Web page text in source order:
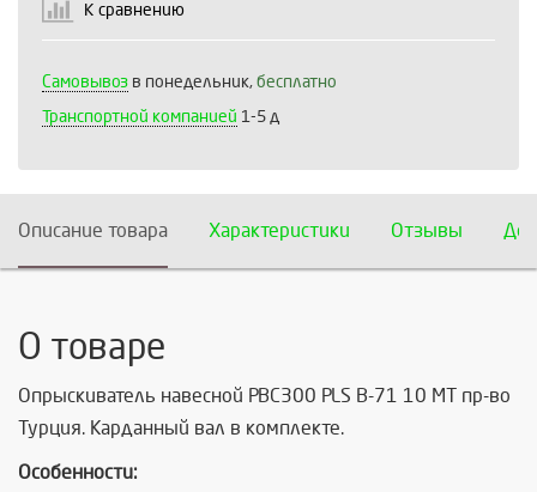
К сравнению
Самовывоз в понедельник, бесплатно
Транспортной компанией 1-5 д
Описание товара Характеристики Отзывы
О товаре
Опрыскиватель навесной PBC300 PLS B-71 10 MT пр-во
Турция. Карданный вал в комплекте.
Особенности: